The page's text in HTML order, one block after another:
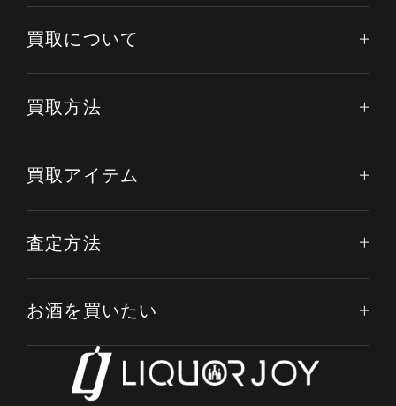
買取について
買取方法
買取アイテム
査定方法
お酒を買いたい
電話する LINE査定 オンライン査定